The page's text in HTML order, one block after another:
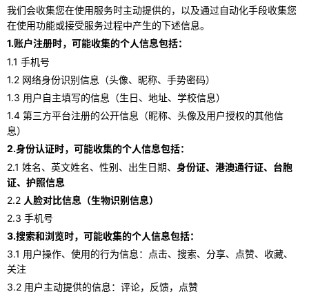
我们会收集您在使用服务时主动提供的，以及通过自动化手段收集您
在使用功能或接受服务过程中产生的下述信息。
1.账户注册时，可能收集的个人信息包括：
1.1 手机号
1.2 网络身份识别信息（头像、昵称、手势密码）
1.3 用户自主填写的信息（生日、地址、学校信息）
1.4 第三方平台注册的公开信息（昵称、头像及用户授权的其他信
息）
2.身份认证时，可能收集的个人信息包括：
2.1 姓名、英文姓名、性别、出生日期、 身份证、港澳通行证、台胞
证、护照信息
2.2 人脸对比信息（生物识别信息）
2.3 手机号
3.搜索和浏览时，可能收集的个人信息包括：
3.1 用户操作、使用的行为信息：点击、搜索、分享、点赞、收藏、
关注
3.2 用户主动提供的信息：评论，反馈，点赞